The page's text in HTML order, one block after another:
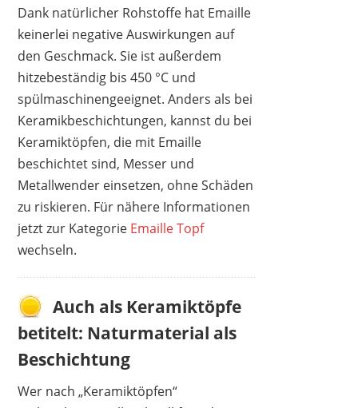
Dank natürlicher Rohstoffe hat Emaille
keinerlei negative Auswirkungen auf
den Geschmack. Sie ist außerdem
hitzebeständig bis 450 °C und
spülmaschinengeeignet. Anders als bei
Keramikbeschichtungen, kannst du bei
Keramiktöpfen, die mit Emaille
beschichtet sind, Messer und
Metallwender einsetzen, ohne Schäden
zu riskieren. Für nähere Informationen
jetzt zur Kategorie Emaille Topf
wechseln.
Auch als Keramiktöpfe
betitelt: Naturmaterial als
Beschichtung
Wer nach „Keramiktöpfen“